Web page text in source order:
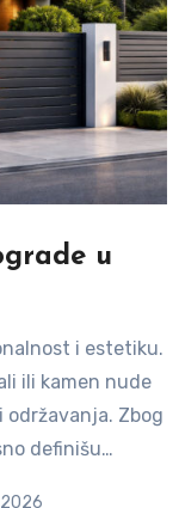
u
ili kamen nude
Zbog
definišu…